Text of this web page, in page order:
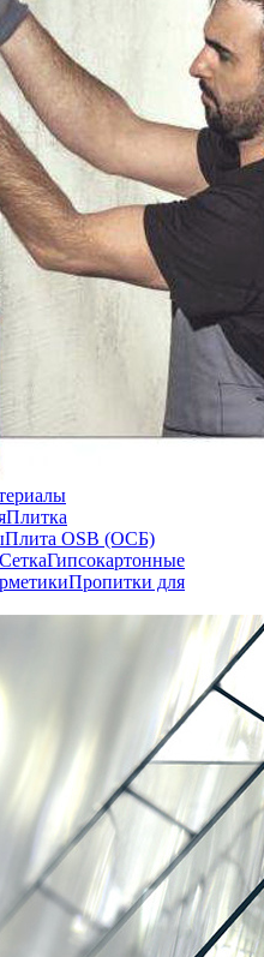
Плитка
Плита OSB (ОСБ)
СеткаГипсокартонные
Пропитки для